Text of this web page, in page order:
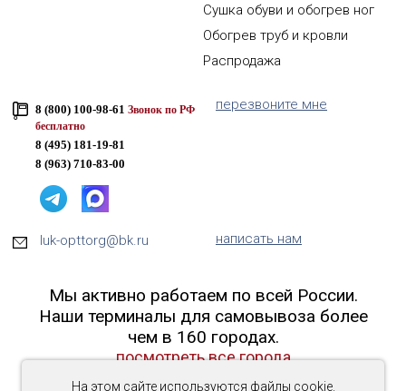
На этом сайте используются файлы cookie.
Сушка обуви и обогрев ног
Обогрев труб и кровли
Распродажа
8 (800) 100-98-61 Звонок по РФ
бесплатно
8 (495) 181-19-81
8 (963) 710-83-00
перезвоните мне
luk-opttorg@bk.ru написать нам
Мы активно работаем по всей России.
Наши терминалы для самовывоза более
чем в 160 городах.
посмотреть все города